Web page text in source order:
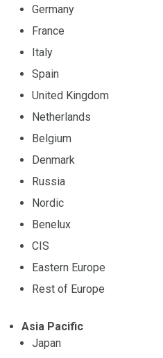
Germany
France
Italy
Spain
United Kingdom
Netherlands
Belgium
Denmark
Russia
Nordic
Benelux
CIS
Eastern Europe
Rest of Europe
Asia Pacific
Japan